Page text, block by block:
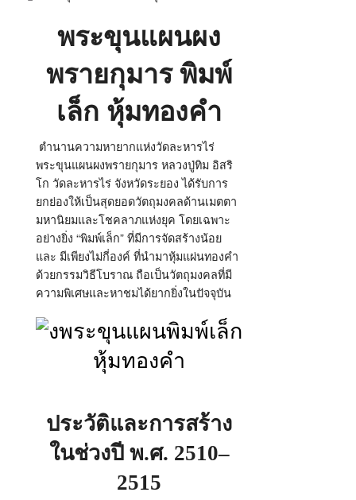
พระขุนแผนผง
พรายกุมาร พิมพ์
เล็ก หุ้มทองคำ
ตำนานความหายากแห่งวัดละหารไร่
พระขุนแผนผงพรายกุมาร หลวงปู่ทิม อิสริ
โก วัดละหารไร่ จังหวัดระยอง ได้รับการ
ยกย่องให้เป็นสุดยอดวัตถุมงคลด้านเมตตา
มหานิยมและโชคลาภแห่งยุค โดยเฉพาะ
อย่างยิ่ง “พิมพ์เล็ก” ที่มีการจัดสร้างน้อย
และ มีเพียงไม่กี่องค์ ที่นำมาหุ้มแผ่นทองคำ
ด้วยกรรมวิธีโบราณ ถือเป็นวัตถุมงคลที่มี
ความพิเศษและหาชมได้ยากยิ่งในปัจจุบัน
ประวัติและการสร้าง
ในช่วงปี พ.ศ. 2510–
2515